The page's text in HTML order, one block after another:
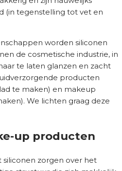
(in tegenstelling tot vet en
worden siliconen
de cosmetische industrie, in
te laten glanzen en zacht
producten
te maken) en makeup
We lichten graag deze
up producten
zorgen over het